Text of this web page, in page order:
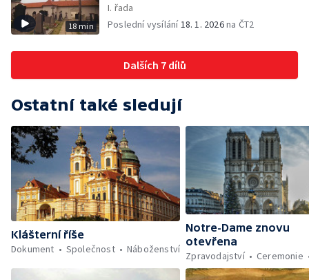
18 min
I. řada
Poslední vysílání18. 1. 2026na ČT2
Dalších 7 dílů
Ostatní také sledují
Klášterní říše
Dokument
Společnost Náboženství
Notre-Dame znovu
otevřena
Zpravodajství
Ceremonie